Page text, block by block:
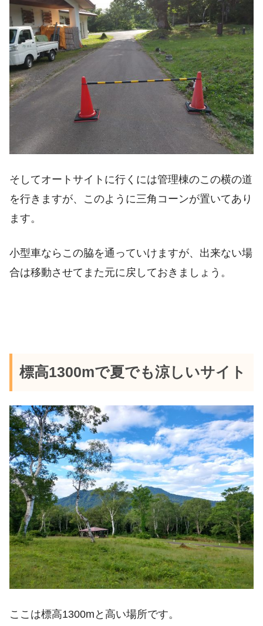
そしてオートサイトに行くには管理棟のこの横の道
を行きますが、このように三角コーンが置いてあり
ます。
小型車ならこの脇を通っていけますが、出来ない場
合は移動させてまた元に戻しておきましょう。
標高1300mで夏でも涼しいサイト
ここは標高1300mと高い場所です。